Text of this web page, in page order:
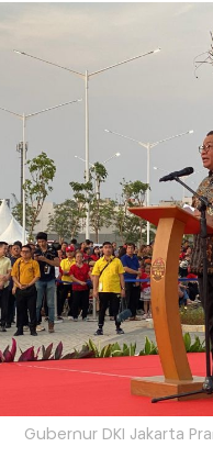
Gubernur DKI Jakarta